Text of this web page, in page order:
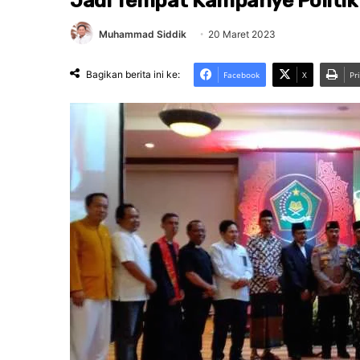
Muhammad Siddik 20 Maret 2023
Bagikan berita ini ke: Facebook X